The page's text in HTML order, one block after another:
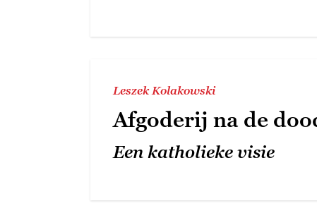
Leszek Kolakowski
Afgoderij na de
Een katholieke visie